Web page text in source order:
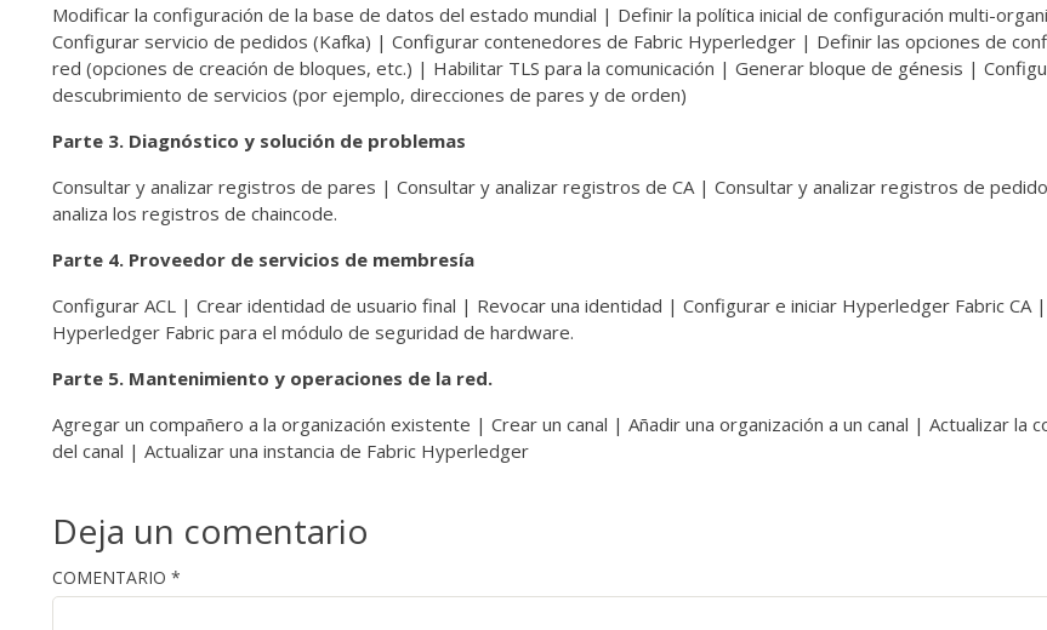
Modificar la configuración de la base de datos del estado mundial | Definir la política inicial de configuración multi-
Configurar servicio de pedidos (Kafka) | Configurar contenedores de Fabric Hyperledger | Definir las opciones de
red (opciones de creación de bloques, etc.) | Habilitar TLS para la comunicación | Generar bloque de génesis |
descubrimiento de servicios (por ejemplo, direcciones de pares y de orden)
Parte 3. Diagnóstico y solución de problemas
Consultar y analizar registros de pares | Consultar y analizar registros de CA | Consultar y analizar registros de
analiza los registros de chaincode.
Parte 4. Proveedor de servicios de membresía
Configurar ACL | Crear identidad de usuario final | Revocar una identidad | Configurar e iniciar Hyperledger Fabric CA
Hyperledger Fabric para el módulo de seguridad de hardware.
Parte 5. Mantenimiento y operaciones de la red.
Agregar un compañero a la organización existente | Crear un canal | Añadir una organización a un canal | Actualizar la
del canal | Actualizar una instancia de Fabric Hyperledger
Deja un comentario
COMENTARIO *